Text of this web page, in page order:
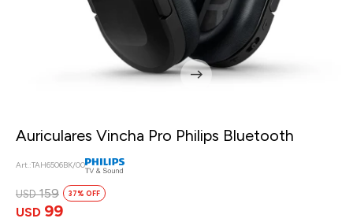
Auriculares Vincha Pro Philips Bluetooth
TAH6506BK/00
USD 99
USD 159 37